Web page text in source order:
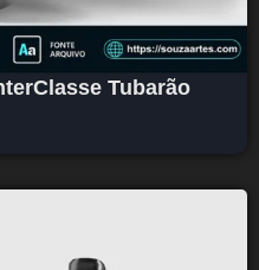
Tubarão